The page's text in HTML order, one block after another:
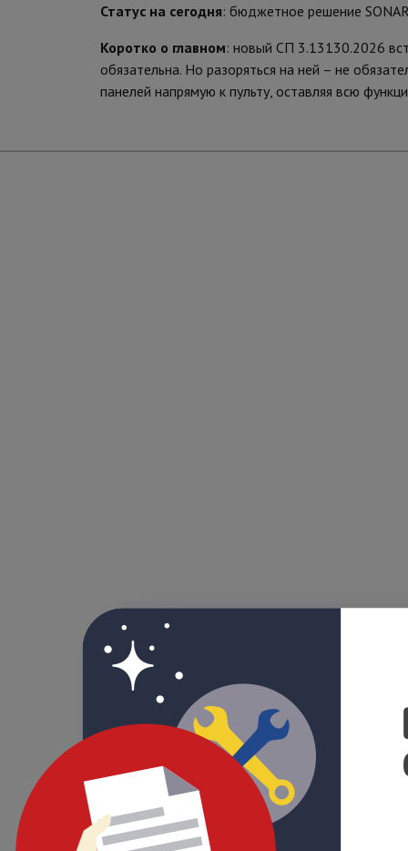
Статус на сегодня: бюджетное решение
Коротко о главном: новый СП 3.13130.2026
обязательна. Но разоряться на ней – не
панелей напрямую к пульту, оставляя всю